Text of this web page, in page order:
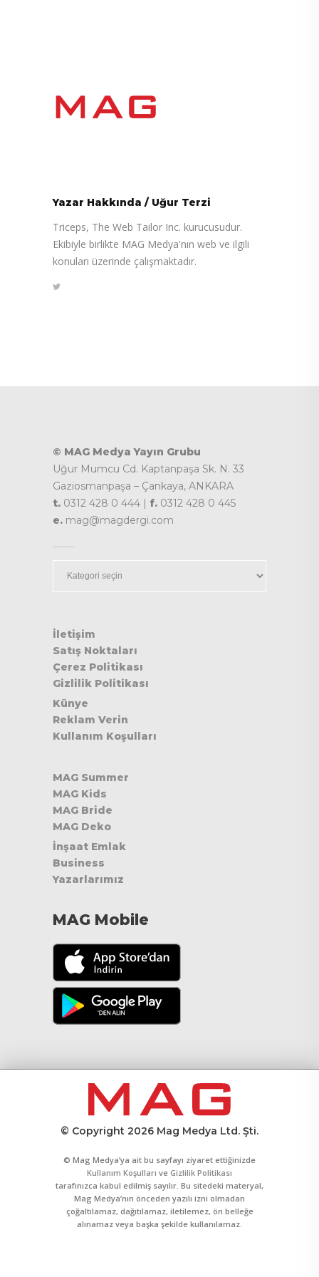
Yazar Hakkında / Uğur Terzi
Triceps, The Web Tailor Inc. kurucusudur.
Ekibiyle birlikte MAG Medya'nın web ve ilgili
konuları üzerinde çalışmaktadır.
© MAG Medya Yayın Grubu
Uğur Mumcu Cd. Kaptanpaşa Sk. N. 33
Gaziosmanpaşa – Çankaya, ANKARA
t. 0312 428 0 444 | f. 0312 428 0 445
e. mag@magdergi.com
İletişim
Satış Noktaları
Çerez Politikası
Gizlilik Politikası
Künye
Reklam Verin
Kullanım Koşulları
MAG Summer
MAG Kids
MAG Bride
MAG Deko
İnşaat Emlak
Business
Yazarlarımız
MAG Mobile
© Copyright 2026 Mag Medya Ltd. Şti.
© Mag Medya’ya ait bu sayfayı ziyaret ettiğinizde
Kullanım Koşulları ve Gizlilik Politikası
tarafınızca kabul edilmiş sayılır. Bu sitedeki materyal,
Mag Medya’nın önceden yazılı izni olmadan
çoğaltılamaz, dağıtılamaz, iletilemez, ön belleğe
alınamaz veya başka şekilde kullanılamaz.